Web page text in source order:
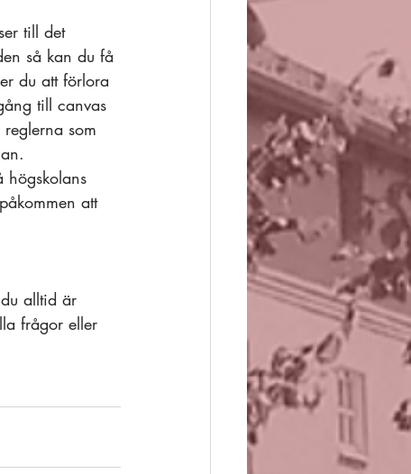
till det
så kan du få
du att förlora
till canvas
som
att
alltid är
frågor eller